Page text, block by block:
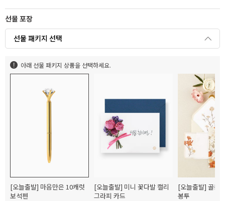
선물 포장
선물 패키지 선택
아래 선물 패키지 상품을 선택하세요.
[오늘출발] 마음만은 10캐럿
보석펜
[오늘출발] 미니 꽃다발 캘리
그라피 카드
[오늘출발] 골든
봉투